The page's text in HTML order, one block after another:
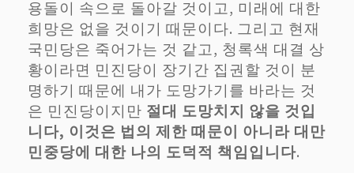
용돌이 속으로 돌아갈 것이고, 미래에 대한
희망은 없을 것이기 때문이다. 그리고 현재
국민당은 죽어가는 것 같고, 청록색 대결 상
황이라면 민진당이 장기간 집권할 것이 분
명하기 때문에 내가 도망가기를 바라는 것
은 민진당이지만 절대 도망치지 않을 것입
니다, 이것은 법의 제한 때문이 아니라 대만
민중당에 대한 나의 도덕적 책임입니다.